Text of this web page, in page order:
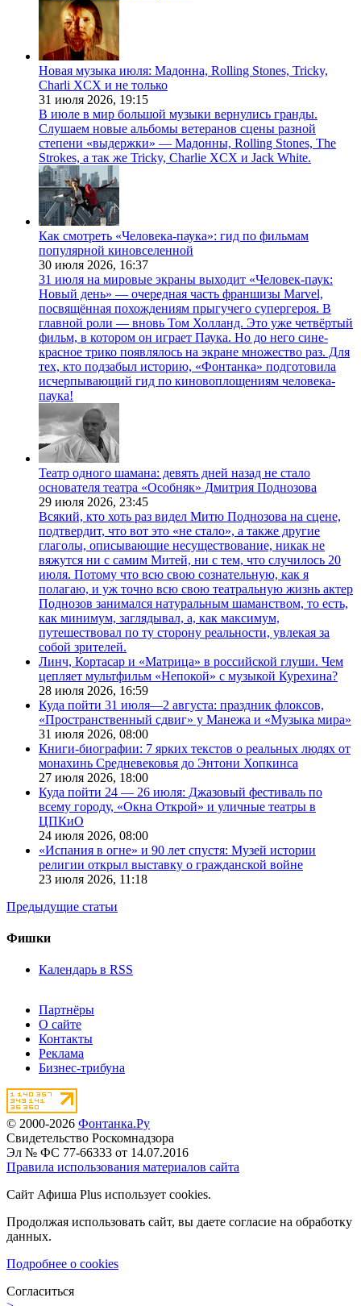
Новая музыка июля: Мадонна, Rolling Stones, Tricky,
Charli XCX и не только
31 июля 2026, 19:15
В июле в мир большой музыки вернулись гранды.
Слушаем новые альбомы ветеранов сцены разной
степени «выдержки» — Мадонны, Rolling Stones, The
Strokes, а так же Tricky, Charlie XCX и Jack White.
Как смотреть «Человека-паука»: гид по фильмам
популярной киновселенной
30 июля 2026, 16:37
31 июля на мировые экраны выходит «Человек-паук:
Новый день» — очередная часть франшизы Marvel,
посвящённая похождениям прыгучего супергероя. В
главной роли — вновь Том Холланд. Это уже четвёртый
фильм, в котором он играет Паука. Но до него сине-
красное трико появлялось на экране множество раз. Для
тех, кто подзабыл историю, «Фонтанка» подготовила
исчерпывающий гид по киновоплощениям человека-
паука!
Театр одного шамана: девять дней назад не стало
основателя театра «Особняк» Дмитрия Поднозова
29 июля 2026, 23:45
Всякий, кто хоть раз видел Митю Поднозова на сцене,
подтвердит, что вот это «не стало», а также другие
глаголы, описывающие несуществование, никак не
вяжутся ни с самим Митей, ни с тем, что случилось 20
июля. Потому что всю свою сознательную, как я
полагаю, и уж точно всю свою театральную жизнь актер
Поднозов занимался натуральным шаманством, то есть,
как минимум, заглядывал, а, как максимум,
путешествовал по ту сторону реальности, увлекая за
собой зрителей.
Линч, Кортасар и «Матрица» в российской глуши. Чем
цепляет мультфильм «Непокой» с музыкой Курехина?
28 июля 2026, 16:59
Куда пойти 31 июля—2 августа: праздник флоксов,
«Пространственный сдвиг» у Манежа и «Музыка мира»
31 июля 2026, 08:00
Книги-биографии: 7 ярких текстов о реальных людях от
монахинь Средневековья до Энтони Хопкинса
27 июля 2026, 18:00
Куда пойти 24 — 26 июля: Джазовый фестиваль по
всему городу, «Окна Открой» и уличные театры в
ЦПКиО
24 июля 2026, 08:00
«Испания в огне» и 90 лет спустя: Музей истории
религии открыл выставку о гражданской войне
23 июля 2026, 11:18
Предыдущие статьи
Фишки
Календарь в RSS
Партнёры
О сайте
Контакты
Реклама
Бизнес-трибуна
© 2000-2026 Фонтанка.Ру
Свидетельство Роскомнадзора
Эл № ФС 77-66333 от 14.07.2016
Правила использования материалов сайта
Сайт Афиша Plus использует cookies.
Продолжая использовать сайт, вы даете согласие на обработку
данных.
Подробнее о cookies
Согласиться